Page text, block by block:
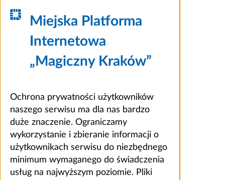
Miejska Platforma
Internetowa
„Magiczny Kraków”
Ochrona prywatności użytkowników
naszego serwisu ma dla nas bardzo
duże znaczenie. Ograniczamy
wykorzystanie i zbieranie informacji o
użytkownikach serwisu do niezbędnego
minimum wymaganego do świadczenia
usług na najwyższym poziomie. Pliki